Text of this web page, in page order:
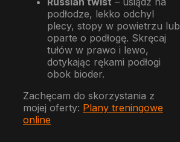
podłodze, lekko odchyl
plecy, stopy w powietrzu lub
oparte o podłogę. Skręcaj
tułów w prawo i lewo,
dotykając rękami podłogi
obok bioder.
Zachęcam do skorzystania z
mojej oferty: Plany treningowe
online